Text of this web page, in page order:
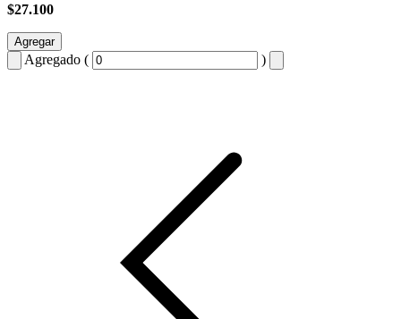
$27.100
Agregar
Agregado ( )